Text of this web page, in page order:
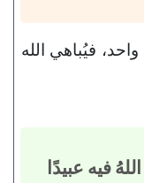
فيُباهي الله
فيه عبيدًا